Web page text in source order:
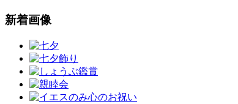
新着画像